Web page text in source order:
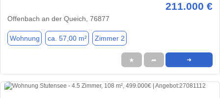
211.000 €
Offenbach an der Queich, 76877
Wohnung ca. 57,00 m² Zimmer 2
★ ➦ ➜